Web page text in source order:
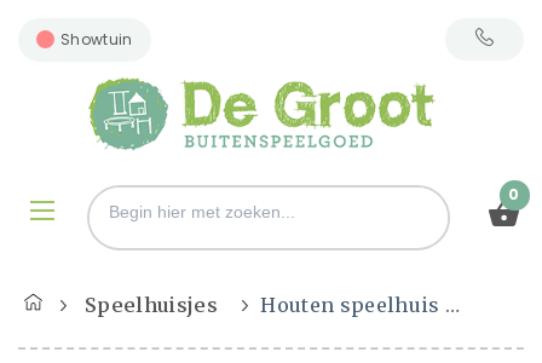
Showtuin
0
Speelhuisjes Houten speelhuis Funny L - Prestige Garden